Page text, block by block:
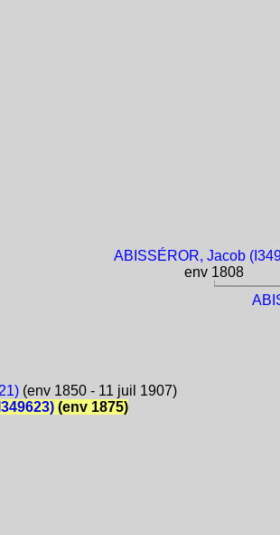
ABISSÉROR, Jacob
env 1808
(env 1850 - 11 juil 1907)
(env 1875)